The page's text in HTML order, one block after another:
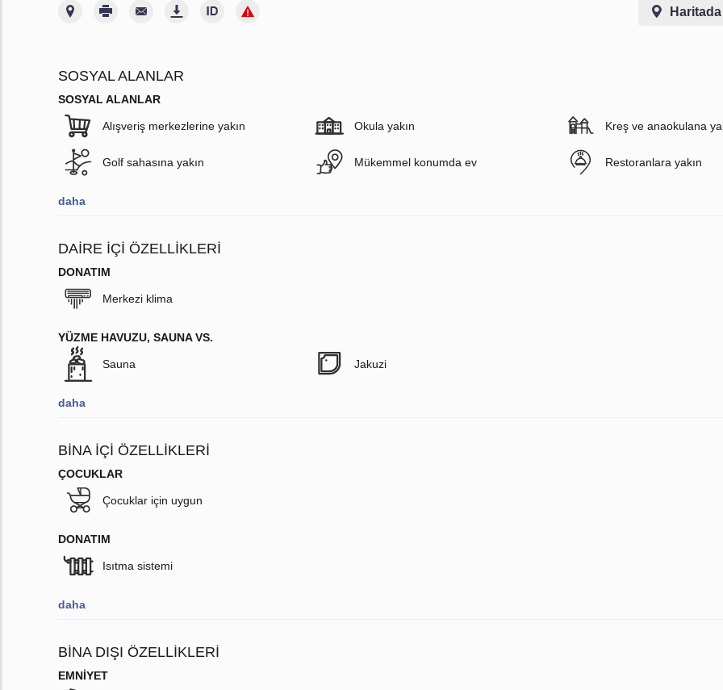
SOSYAL ALANLAR
SOSYAL ALANLAR
Alışveriş merkezlerine yakın Okula yakın Kreş ve anaokulana
Golf sahasına yakın Mükemmel konumda ev Restoranlara yakın
daha
DAIRE IÇI ÖZELLIKLERI
DONATIM
Merkezi klima
YÜZME HAVUZU, SAUNA VS.
Sauna Jakuzi
daha
BINA İÇI ÖZELLIKLERI
ÇOCUKLAR
Çocuklar için uygun
DONATIM
Isıtma sistemi
daha
BINA DIŞI ÖZELLIKLERI
EMNIYET